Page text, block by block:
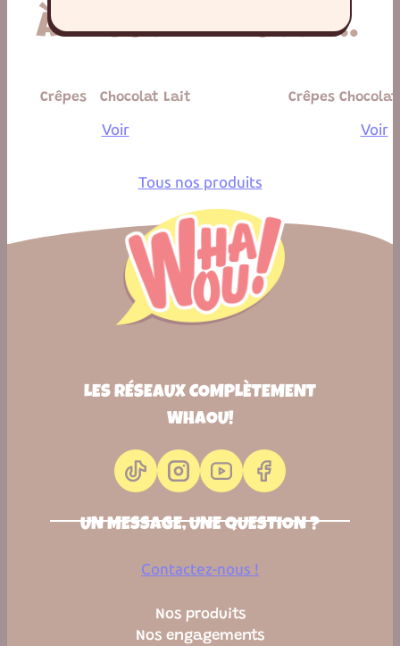
À DÉGUSTER AUSSI …
Crêpes Chocolat Lait
Voir
Crêpes
Voir
Tous nos produits
Nos produits
Nos engagements
LES RÉSEAUX COMPLÈTEMENT
WHAOU!
UN MESSAGE, UNE QUESTION ?
Contactez-nous !